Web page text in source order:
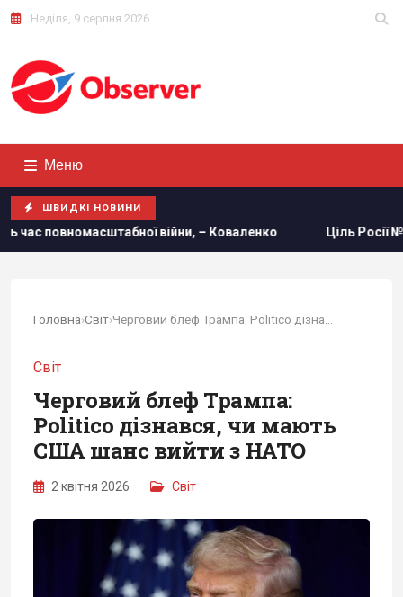
Неділя, 9 серпня 2026
Меню
ШВИДКІ НОВИНИ
– Коваленко Ціль Росії №1: The Times розповів, як
Головна›Світ›
Світ
Черговий блеф Трампа:
Politico дізнався, чи мають
США шанс вийти з НАТО
2 квітня 2026 Світ